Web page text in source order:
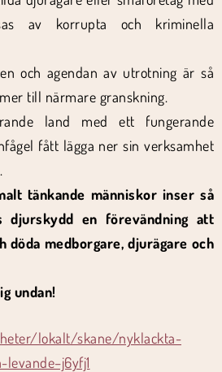
av korrupta och kriminella
och agendan av utrotning är så
till närmare granskning.
land med ett fungerande
fått lägga ner sin verksamhet
tänkande människor inser så
djurskydd en förevändning att
döda medborgare, djurägare och
undan!
lokalt/skane/nyklackta-